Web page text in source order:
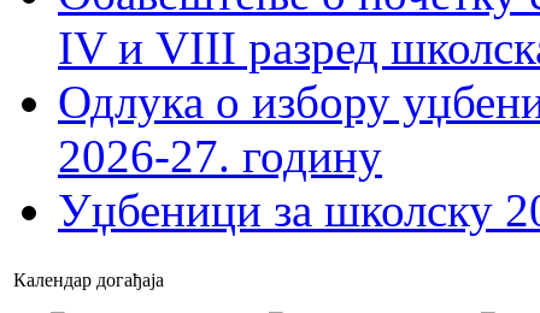
IV и VIII разред
Одлука о избору
2026-27. годину
Уџбеници за школску
Календар догађаја